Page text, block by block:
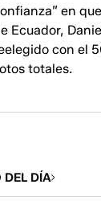
en
Ecuador,
con el
totales.
DEL DÍA